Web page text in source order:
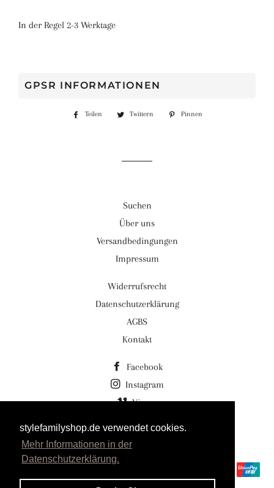
stylefamilyshop.de verwendet cookies.
Mehr Informationen in der
Datenschutzerklärung.
In der Regel 2-3 Werktage
GPSR INFORMATIONEN
Teilen
Auf
Twittern
Auf
Pinnen
Suchen
Über uns
Versandbedingungen
Impressum
Widerrufsrecht
Datenschutzerklärung
AGBS
Kontakt
Facebook
Instagram
Vimeo
© 2026,Stylefamilyshop.de Stylefamily GmbH
Powered by Shopify